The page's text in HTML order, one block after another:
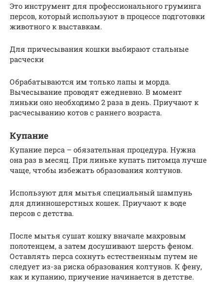
Это инструмент для профессионального груминга
персов, который используют в процессе подготовки
животного к выставкам.
Для причесывания кошки выбирают стальные
расчески
Обрабатываются им только лапы и морда.
Вычесывание проводят ежедневно. В момент
линьки оно необходимо 2 раза в день. Приучают к
расчесыванию котов с раннего возраста.
Купание
Купание перса – обязательная процедура. Нужна
она раз в месяц. При линьке купать питомца лучше
чаще, чтобы избежать образования колтунов.
Используют для мытья специальный шампунь
для длинношерстных кошек. Приучают к воде
персов с детства.
После мытья сушат кошку вначале махровым
полотенцем, а затем досушивают шерсть феном.
Оставлять перса сохнуть естественным путем не
следует из-за риска образования колтунов. К фену,
как и купанию, приучение начинается в детстве.